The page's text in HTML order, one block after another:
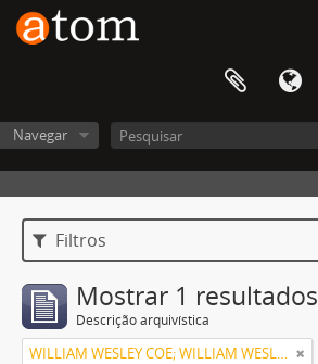
Navegar
Filtros
Mostrar 1 resultados
Descrição arquivística
WILLIAM WESLEY COE; WILLIAM WESLEY COE JUNIOR